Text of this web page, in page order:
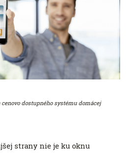
dostupného systému domácej
strany nie je ku oknu